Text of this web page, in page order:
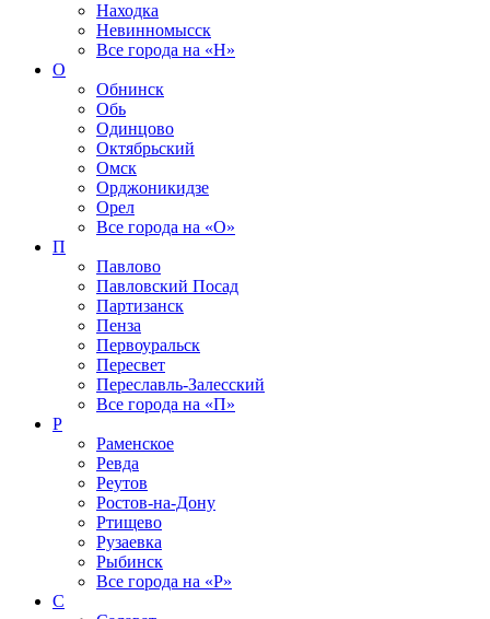
Находка
Невинномысск
Все города на «Н»
О
Обнинск
Обь
Одинцово
Октябрьский
Омск
Орджоникидзе
Орел
Все города на «О»
П
Павлово
Павловский Посад
Партизанск
Пенза
Первоуральск
Пересвет
Переславль-Залесский
Все города на «П»
Р
Раменское
Ревда
Реутов
Ростов-на-Дону
Ртищево
Рузаевка
Рыбинск
Все города на «Р»
С